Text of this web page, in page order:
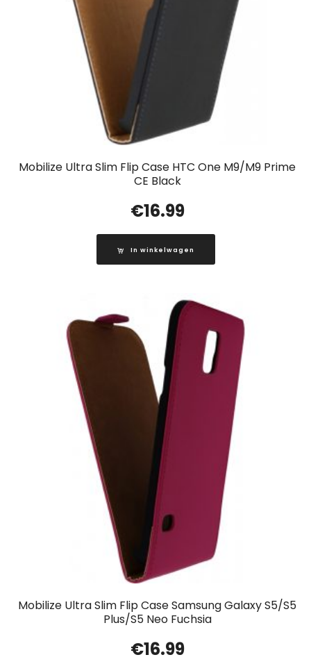
Mobilize Ultra Slim Flip Case HTC One M9/M9 Prime
CE Black
€16.99
In winkelwagen
Mobilize Ultra Slim Flip Case Samsung Galaxy S5/S5
Plus/S5 Neo Fuchsia
€16.99